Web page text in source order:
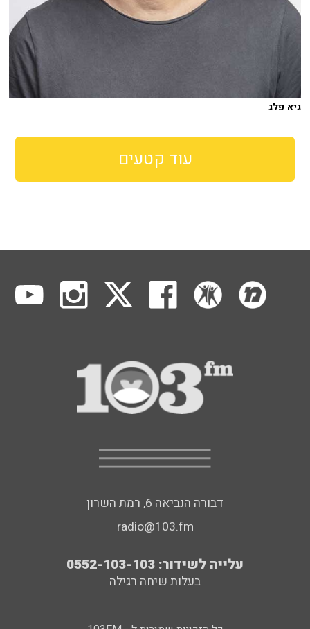
גיא פלג
עוד קטעים
דבורה הנביאה 6, רמת השרון
radio@103.fm
עלייה לשידור: 0552-103-103
בעלות שיחה רגילה